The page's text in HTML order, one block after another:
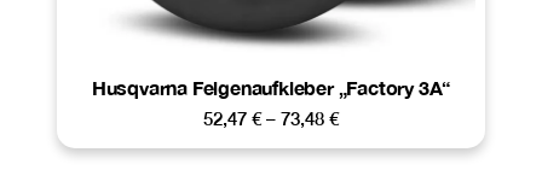
Husqvarna Felgenaufkleber „Factory 3A“
52,47 € – 73,48 €